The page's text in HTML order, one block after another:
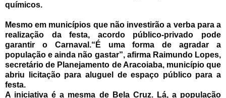
químicos.
Mesmo em municípios que não investirão a verba para a
realização da festa, acordo público-privado pode
garantir o Carnaval.“É uma forma de agradar a
população e ainda não gastar”, afirma Raimundo Lopes,
secretário de Planejamento de Aracoiaba, município que
abriu licitação para aluguel de espaço público para a
festa.
A iniciativa é a mesma de Bela Cruz. Lá, a população